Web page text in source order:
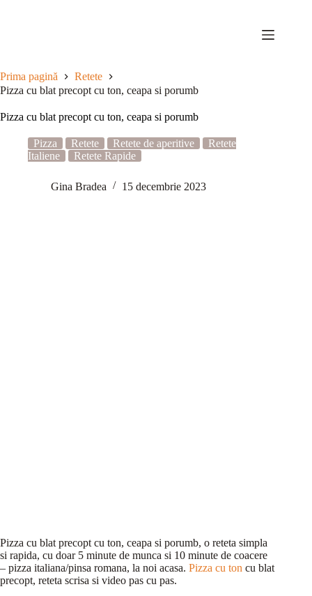
Prima pagină
Retete
Pizza cu blat precopt cu ton, ceapa si porumb
Pizza cu blat precopt cu ton, ceapa si porumb
Pizza Retete Retete de aperitive
Retete
Italiene
Retete Rapide
Gina Bradea 15 decembrie 2023
Pizza cu blat precopt cu ton, ceapa si porumb, o reteta simpla
si rapida, cu doar 5 minute de munca si 10 minute de coacere
– pizza italiana/pinsa romana, la noi acasa. Pizza cu ton cu blat
precopt, reteta scrisa si video pas cu pas.